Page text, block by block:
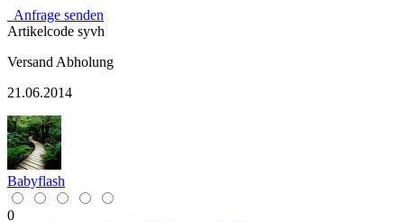
Anfrage senden
Artikelcode syvh
Versand Abholung
21.06.2014
Babyflash
0